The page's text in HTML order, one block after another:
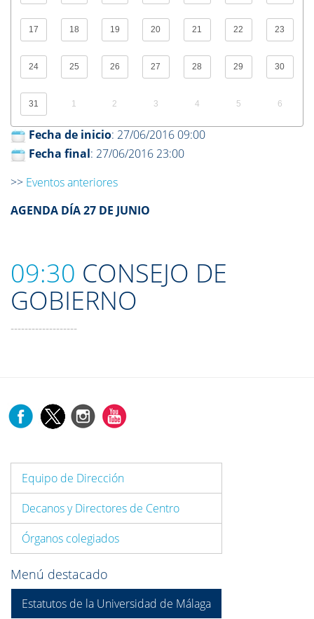
17 18 19 20 21 22 23
24 25 26 27 28 29 30
31 1 2 3 4 5 6
Fecha de inicio: 27/06/2016 09:00
Fecha final: 27/06/2016 23:00
>> Eventos anteriores
AGENDA DÍA 27 DE JUNIO
09:30 CONSEJO DE
GOBIERNO
-------------------
Equipo de Dirección
Decanos y Directores de Centro
Órganos colegiados
Menú destacado
Estatutos de la Universidad de Málaga